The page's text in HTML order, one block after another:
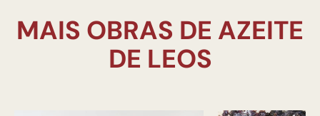
MAIS OBRAS DE AZEITE